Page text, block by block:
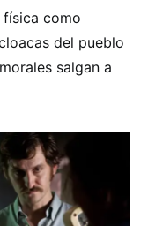
como
del pueblo
salgan a